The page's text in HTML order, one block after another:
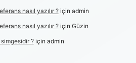
nasıl yazılır ?için admin
nasıl yazılır ?için Güzin
?için admin